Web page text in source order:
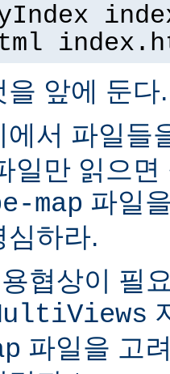
앞에 둔다.
에서 파일들
일만 읽으
map 파일
심하라.
협상이 필
파일을 고